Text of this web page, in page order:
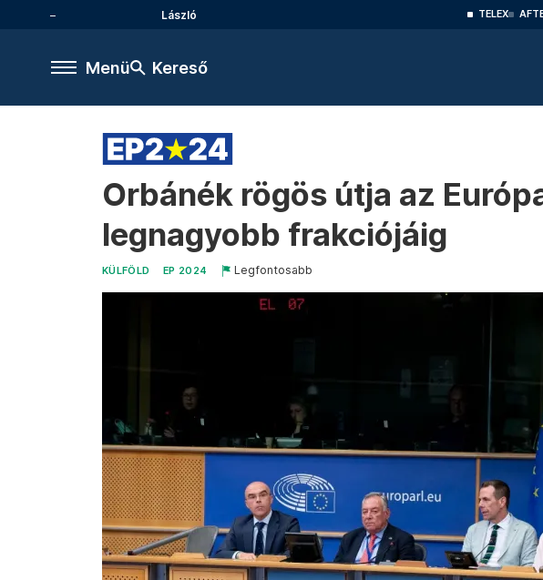
László TELEX
Menü Kereső
Orbánék rögös útja az
legnagyobb frakciójáig
KÜLFÖLD EP 2024 Legfontosabb